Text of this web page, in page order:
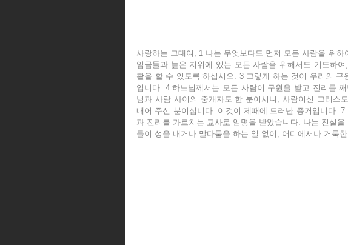
사랑하는 그대여, 1 나는 무엇보다도 먼저 모든 사람을 위
임금들과 높은 지위에 있는 모든 사람을 위해서도 기도하
활을 할 수 있도록 하십시오. 3 그렇게 하는 것이 우리의
입니다. 4 하느님께서는 모든 사람이 구원을 받고 진리를
님과 사람 사이의 중개자도 한 분이시니, 사람이신 그리스
내어 주신 분이십니다. 이것이 제때에 드러난 증거입니다.
과 진리를 가르치는 교사로 임명을 받았습니다. 나는 진실
들이 성을 내거나 말다툼을 하는 일 없이, 어디에서나 거룩